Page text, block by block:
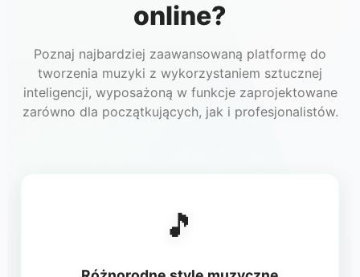
online?
Poznaj najbardziej zaawansowaną platformę do
tworzenia muzyki z wykorzystaniem sztucznej
inteligencji, wyposażoną w funkcje zaprojektowane
zarówno dla początkujących, jak i profesjonalistów.
🎵